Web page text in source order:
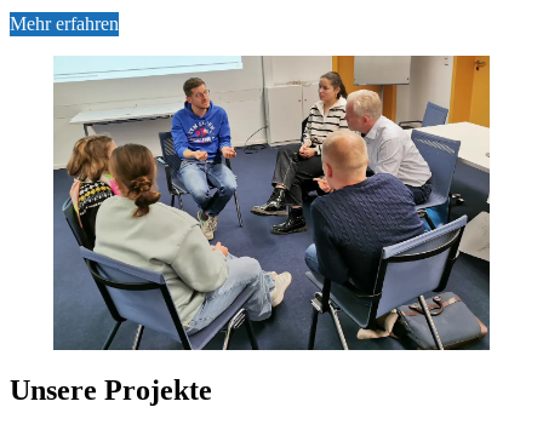
Mehr erfahren
Un­se­re Pro­jek­te